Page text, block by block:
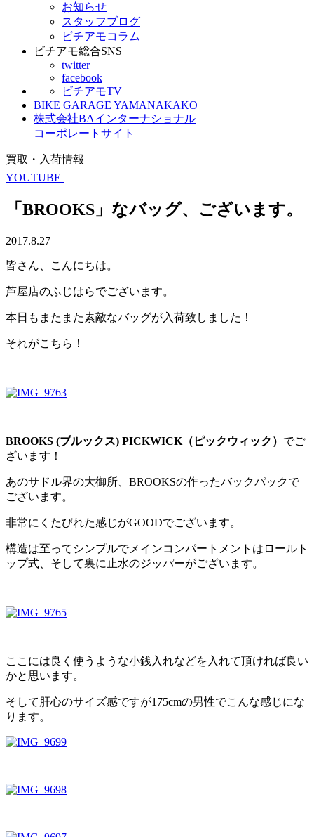
お知らせ
スタッフブログ
ビチアモコラム
ビチアモ総合SNS
twitter
facebook
ビチアモTV
BIKE GARAGE YAMANAKAKO
株式会社BAインターナショナル
コーポレートサイト
買取・入荷情報
YOUTUBE
「BROOKS」なバッグ、ございます。
2017.8.27
皆さん、こんにちは。
芦屋店のふじはらでございます。
本日もまたまた素敵なバッグが入荷致しました！
それがこちら！
BROOKS (ブルックス) PICKWICK（ピックウィック） でご
ざいます！
あのサドル界の大御所、BROOKSの作ったバックパックで
ございます。
非常にくたびれた感じがGOODでございます。
構造は至ってシンプルでメインコンパートメントはロールト
ップ式、そして裏に止水のジッパーがございます。
ここには良く使うような小銭入れなどを入れて頂ければ良い
かと思います。
そして肝心のサイズ感ですが175cmの男性でこんな感じにな
ります。